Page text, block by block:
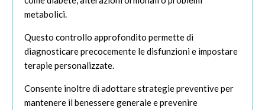
metabolici.
Questo controllo approfondito permette di
diagnosticare precocemente le disfunzioni e impostare
terapie personalizzate.
Consente inoltre di adottare strategie preventive per
mantenere il benessere generale e prevenire